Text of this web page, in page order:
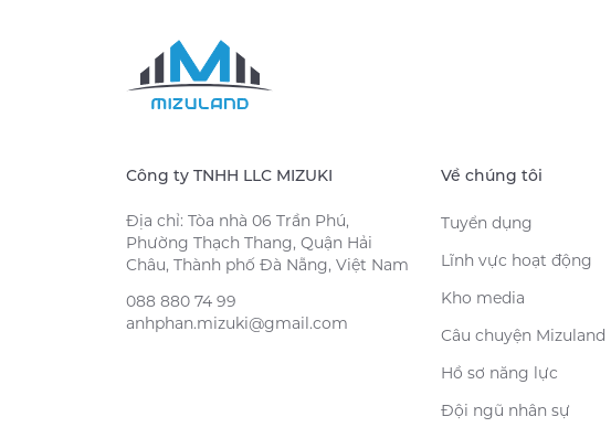
Công ty TNHH LLC MIZUKI
Địa chỉ: Tòa nhà 06 Trần Phú,
Phường Thạch Thang, Quận Hải
Châu, Thành phố Đà Nẵng, Việt Nam
088 880 74 99
anhphan.mizuki@gmail.com
Về chúng tôi
Tuyển dụng
Lĩnh vực hoạt động
Kho media
Câu chuyện Mizuland
Hồ sơ năng lực
Đội ngũ nhân sự